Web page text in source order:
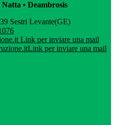
• Deambrosis
Sestri Levante(GE)
Link per inviare una mail
Link per inviare una mail